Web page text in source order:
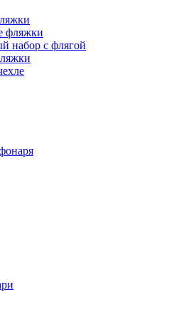
фляжки
набор с флягой